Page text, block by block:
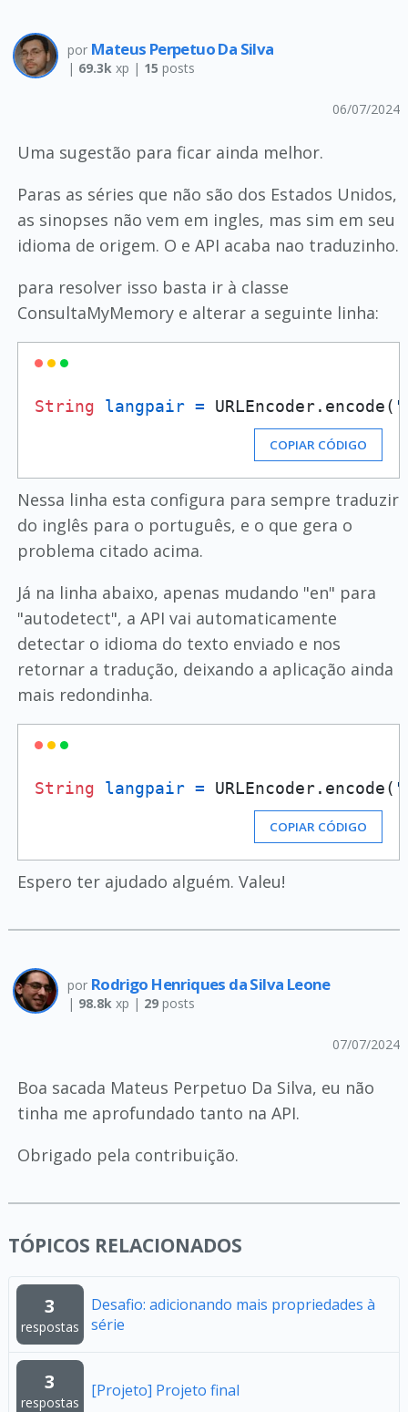
por Mateus Perpetuo Da Silva
| 69.3kxp | 15 posts
06/07/2024
Uma sugestão para ficar ainda melhor.
Paras as séries que não são dos Estados Unidos,
as sinopses não vem em ingles, mas sim em seu
idioma de origem. O e API acaba nao traduzinho.
para resolver isso basta ir à classe
ConsultaMyMemory e alterar a seguinte linha:
String langpair = URLEncoder.encode(
COPIAR CÓDIGO
Nessa linha esta configura para sempre traduzir
do inglês para o português, e o que gera o
problema citado acima.
Já na linha abaixo, apenas mudando "en" para
"autodetect", a API vai automaticamente
detectar o idioma do texto enviado e nos
retornar a tradução, deixando a aplicação ainda
mais redondinha.
String langpair = URLEncoder.encode(
COPIAR CÓDIGO
Espero ter ajudado alguém. Valeu!
por Rodrigo Henriques da Silva Leone
| 98.8kxp | 29posts
07/07/2024
Boa sacada Mateus Perpetuo Da Silva, eu não
tinha me aprofundado tanto na API.
Obrigado pela contribuição.
TÓPICOS RELACIONADOS
3
respostas
Desafio: adicionando mais propriedades à
série
3
respostas
[Projeto] Projeto final